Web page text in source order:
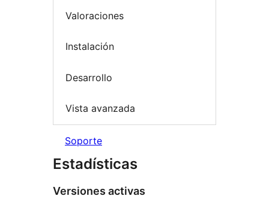
Valoraciones
Instalación
Desarrollo
Vista avanzada
Soporte
Estadísticas
Versiones activas